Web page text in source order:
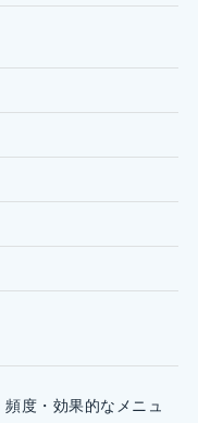
度・効果的なメニュ